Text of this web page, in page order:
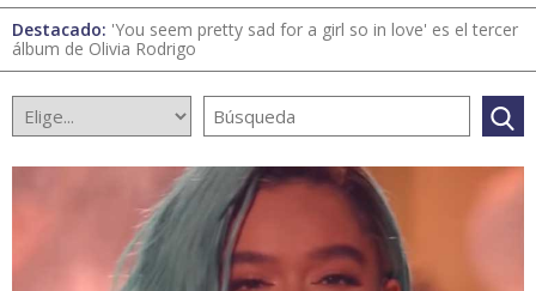
Destacado: 'You seem pretty sad for a girl so in love' es el tercer
álbum de Olivia Rodrigo